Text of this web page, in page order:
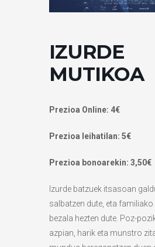
IZURDE
MUTIKOA
Prezioa Online: 4€
Prezioa leihatilan: 5€
Prezioa bonoarekin: 3,50€
Izurde batzuek itsasoan
salbatzen dute, eta
bezala hezten dute. Poz-
azpian, harik eta munstro